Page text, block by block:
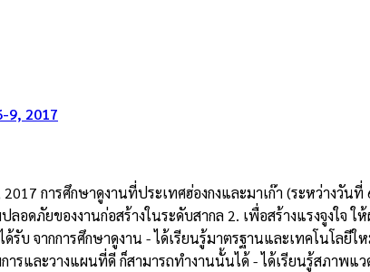
9, 2017
การศึกษาดูงานที่ประเทศฮ่องกงและมาเก๊า (ระหว่างวั
อดภัยของงานก่อสร้างในระดับสากล 2. เพื่อสร้างแรงจูงใ
ากการศึกษาดูงาน - ได้เรียนรู้มาตรฐานและเทคโนโลยีใ
ารและวางแผนที่ดี ก็สามารถทำงานนั้นได้ - ได้เรียนรู้สภา